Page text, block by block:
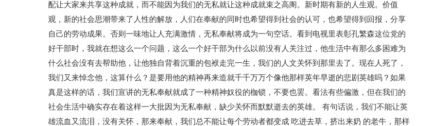
配让大家来共享这种成就，而不能因为我们的无私就让这种成就束之高阁。新时期有新的人生观。价值
观，新的社会思潮带来了人性的解放，人们在奉献的同时也希望得到社会的认可，也希望得到回报，分享
自己的劳动成果。否则一味地让人充满激情，无私奉献将成为一句空话。看到电视里表彰孔繁森这位党的
好干部时，我就在想这么一个问题，这么一个好干部为什么以前没有人关注过，他生活中有那么多困难为
什么社会没有去帮助他，让他独自背着沉重的包袱走完一生，我们的人文关怀到那里去了。现在人死了，
我们又来悼念他，这算什么？是要用他的精神再来造就千千万万个像他那样英年早逝的悲剧英雄吗？如果
真是这样的话，我们宣讲的无私奉献就成了一种精神奴役的枷锁，不要也罢。看法有些偏激，但在我们的
社会生活中确实存在着这样一大批因为无私奉献，缺少关怀而默默逝去的英雄。 有句话说，我们不能让英
雄流血又流泪，没有关怀，那来奉献，我们总不能让每个劳动者都变成 吃进去草，挤出来奶 的老牛，那样